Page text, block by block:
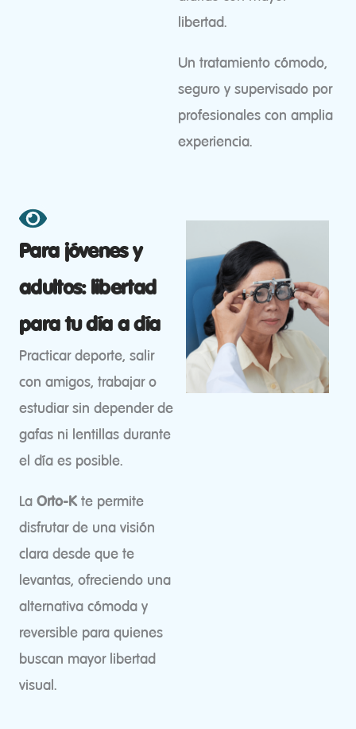
libertad.
Un tratamiento cómodo,
seguro y supervisado por
profesionales con amplia
experiencia.
Para jóvenes y
adultos: libertad
para tu día a día
Practicar deporte, salir
con amigos, trabajar o
estudiar sin depender de
gafas ni lentillas durante
el día es posible.
La Orto-Kte permite
disfrutar de una visión
clara desde que te
levantas, ofreciendo una
alternativa cómoda y
reversible para quienes
buscan mayor libertad
visual.